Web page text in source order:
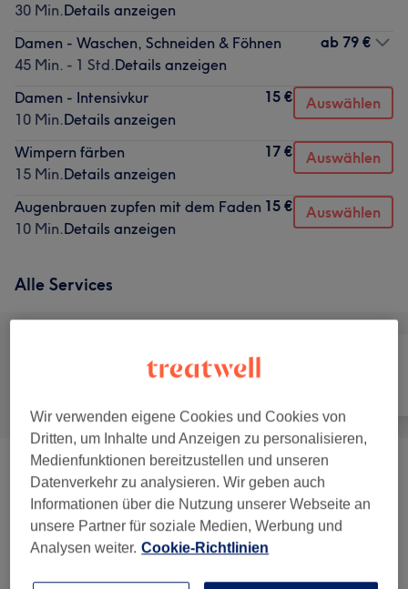
30 Min.Details anzeigen
Damen - Waschen, Schneiden & Föhnen
45 Min. - 1 Std.Details anzeigen
ab 79 €
Damen - Intensivkur
10 Min.Details anzeigen
15 € Auswählen
Wimpern färben
15 Min.Details anzeigen
17 € Auswählen
Augenbrauen zupfen mit dem Faden
10 Min.Details anzeigen
15 € Auswählen
Alle Services
Damen - Haarschnitte & Stylings ( 5) ab 15 €
Damen - Colorationen (8) ab 119 €
Wir verwenden eigene Cookies und Cookies von
Dritten, um Inhalte und Anzeigen zu personalisieren,
Medienfunktionen bereitzustellen und unseren
Datenverkehr zu analysieren. Wir geben auch
Informationen über die Nutzung unserer Webseite an
unsere Partner für soziale Medien, Werbung und
Analysen weiter. Cookie-Richtlinien